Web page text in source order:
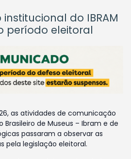
do IBRAM
período eleitoral
as atividades de comunicação
de Museus – Ibram e de
passaram a observar as
pela legislação eleitoral.